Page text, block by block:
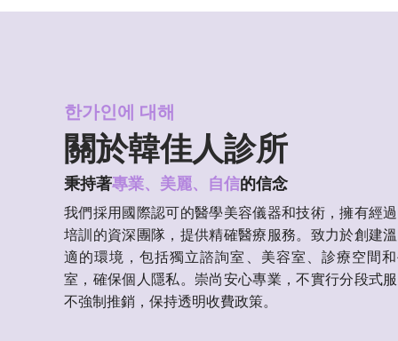
한가인에 대해
關於韓佳人診所
秉持著專業、美麗、自信的信念
我們採用國際認可的醫學美容儀器和技術，擁有經
培訓的資深團隊，提供精確醫療服務。致力於創建
適的環境，包括獨立諮詢室、美容室、診療空間
室，確保個人隱私。崇尚安心專業，不實行分段式
不強制推銷，保持透明收費政策。